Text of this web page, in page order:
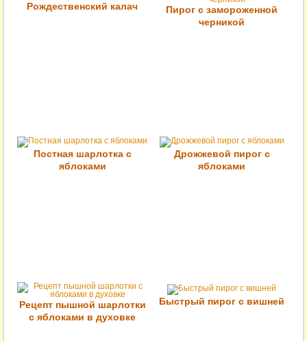
Рождественский калач
Пирог с замороженной
черникой
Постная шарлотка с
яблоками
Дрожжевой пирог с
яблоками
Рецепт пышной шарлотки
с яблоками в духовке
Быстрый пирог с вишней